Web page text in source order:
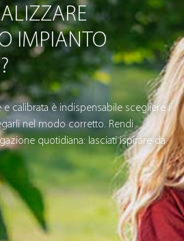
IMPIANTO
e calibrata è indispensabile scegliere i
nel modo corretto. Rendi
quotidiana: lasciati ispirare da